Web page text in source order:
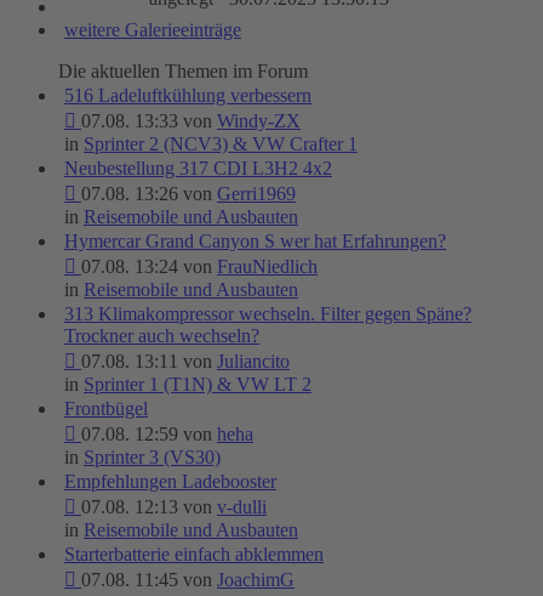
weitere Galerieeinträge
Die aktuellen Themen im Forum
516 Ladeluftkühlung verbessern
07.08. 13:33 von Windy-ZX
in Sprinter 2 (NCV3) & VW Crafter 1
Neubestellung 317 CDI L3H2 4x2
07.08. 13:26 von Gerri1969
in Reisemobile und Ausbauten
Hymercar Grand Canyon S wer hat Erfahrungen?
07.08. 13:24 von FrauNiedlich
in Reisemobile und Ausbauten
313 Klimakompressor wechseln. Filter gegen Späne?
Trockner auch wechseln?
07.08. 13:11 von Juliancito
in Sprinter 1 (T1N) & VW LT 2
Frontbügel
07.08. 12:59 von heha
in Sprinter 3 (VS30)
Empfehlungen Ladebooster
07.08. 12:13 von v-dulli
in Reisemobile und Ausbauten
Starterbatterie einfach abklemmen
07.08. 11:45 von JoachimG